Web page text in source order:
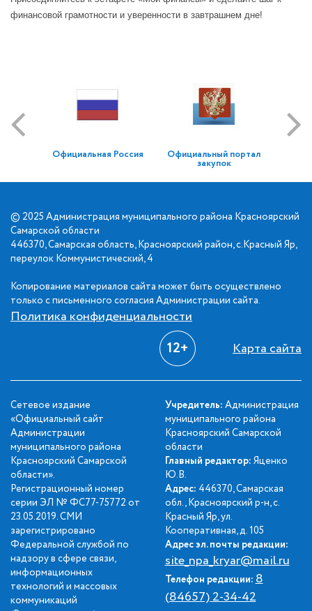
финансовой грамотности и уверенности в завтрашнем дне!
Официальная Россия Официальный портал
закупок
© 2025 Администрация муниципального района Красноярский
Самарской области
446370, Самарская область, Красноярский район, с.Красный Яр,
переулок Коммунистический, 4
Копирование материалов сайта может быть осуществлено
только с письменного согласия Администрации сайта.
Политика конфиденциальности
12+ Карта сайта
Сетевое издание
«Официальный сайт
Администрации
муниципального района
Красноярский Самарской
области».
Регистрационный номер
серии ЭЛ № ФС77-75772 от
23.05.2019. СМИ
зарегистрировано
Федеральной службой по
надзору в сфере связи,
информационных
технологий и массовых
коммуникаций
Учредитель: Администрация
муниципального района
Красноярский Самарской
области
Главный редактор: Яценко
Ю.В.
Адрес: 446370, Самарская
обл., Красноярский р-н, с.
Красный Яр, ул.
Кооперативная, д. 105
Адрес эл. почты редакции:
site_npa_kryar@mail.ru
Телефон редакции:8
(84657) 2-34-42